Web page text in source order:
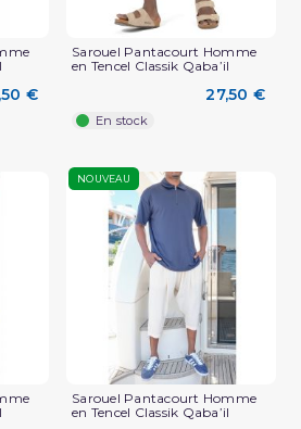
€
Sarouel Pantacourt Homme
en Tencel Classik Qaba’il
27,50 €
En stock
NOUVEAU
Sarouel Pantacourt Homme
en Tencel Classik Qaba’il